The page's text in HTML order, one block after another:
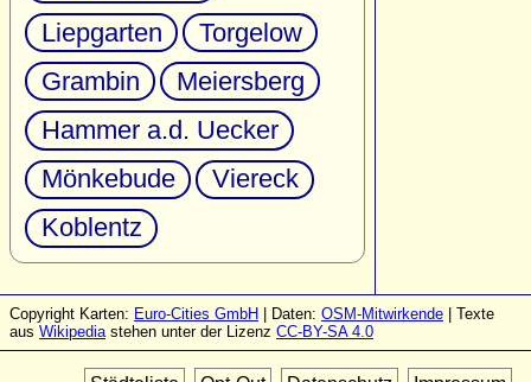
Liepgarten
Torgelow
Grambin
Meiersberg
Hammer a.d. Uecker
Mönkebude
Viereck
Koblentz
Copyright Karten: Euro-Cities GmbH | Daten: OSM-Mitwirkende | Texte
aus Wikipediastehen unter der Lizenz CC-BY-SA 4.0